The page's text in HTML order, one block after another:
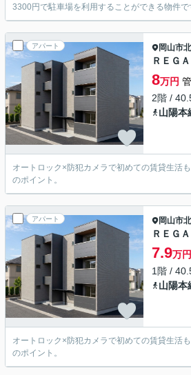
3300円で駐車場を利用することができる物件
アパート 岡山市
ＲＥＧ
8万円
2階 /
山陽本
オートロック×防犯カメラで初めての賃貸生活
のポイント。
アパート 岡山市
ＲＥＧ
7.9万円
1階 /
山陽本
オートロック×防犯カメラで初めての賃貸生活
のポイント。